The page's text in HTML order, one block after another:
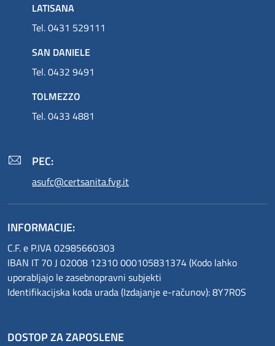
LATISANA
Tel. 0431 529111
SAN DANIELE
Tel. 0432 9491
TOLMEZZO
Tel. 0433 4881
PEC:
asufc@certsanita.fvg.it
INFORMACIJE:
C.F. e P.IVA 02985660303
IBAN IT 70 J 02008 12310 000105831374 (Kodo lahko
uporabljajo le zasebnopravni subjekti
Identifikacijska koda urada (Izdajanje e-računov): 8Y7R0S
DOSTOP ZA ZAPOSLENE